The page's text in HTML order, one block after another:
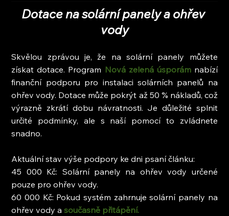
Dotace na solární panely a ohřev
vody
Skvělou zprávou je, že na solární panely můžete
získat dotace. Program Nová zelená úsporám nabízí
finanční podporu pro instalaci solárních panelů na
ohřev vody. Dotace může pokrýt až 50 % nákladů, což
výrazně zkrátí dobu návratnosti. Je důležité splnit
určité podmínky, ale s naší pomocí to zvládnete
snadno.
Aktuální stav výše podpory ke dni psaní článku:
45 000 Kč: Solární panely na ohřev vody určené
pouze pro ohřev vody.
60 000 Kč: Pokud systém zahrnuje solární panely na
ohřev vody a současně přitápění.